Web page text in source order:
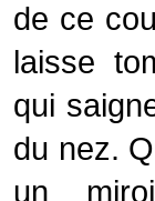
de ce
laisse
qui
du nez.
un